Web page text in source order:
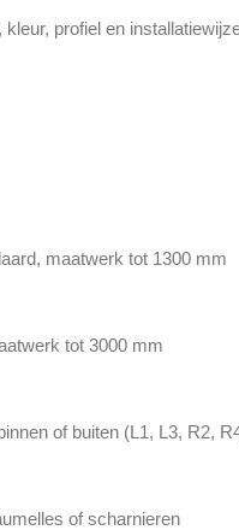
kleur, profiel en
maatwerk tot 1300 mm
tot 3000 mm
of buiten (L1, L3, R2,
of scharnieren